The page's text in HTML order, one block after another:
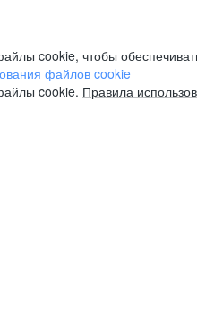
cookie, чтобы
файлов cookie
cookie. Правила